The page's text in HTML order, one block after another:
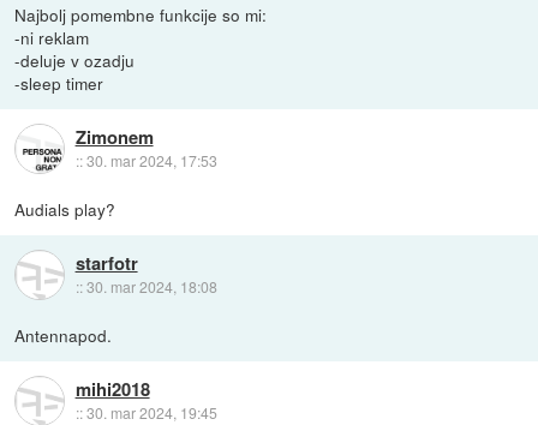
Najbolj pomembne funkcije so mi:
-ni reklam
-deluje v ozadju
-sleep timer
Zimonem
::30. mar 2024, 17:53
Audials play?
starfotr
::30. mar 2024, 18:08
Antennapod.
mihi2018
::30. mar 2024, 19:45